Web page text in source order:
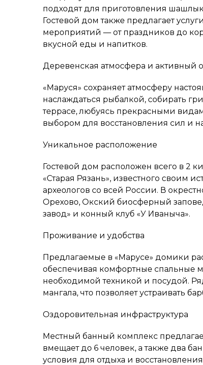
подходят для приготовления
Гостевой дом также предлагает
мероприятий — от праздников до
вкусной еды и напитков.
Деревенская атмосфера и активный
«Маруся» сохраняет атмосферу
наслаждаться рыбалкой, собирать
террасе, любуясь прекрасными
выбором для восстановления сил и
Уникальное расположение
Гостевой дом расположен всего в 2
«Старая Рязань», известного своим
археологов со всей России. В
Орехово, Окский биосферный
завод» и конный клуб «У Иваныча».
Проживание и удобства
Предлагаемые в «Марусе» домики
обеспечивая комфортные спальные
необходимой техникой и посудой.
мангала, что позволяет устраивать
Оздоровительная инфраструктура
Местный банный комплекс
вмещает до 6 человек, а также два
условия для отдыха и